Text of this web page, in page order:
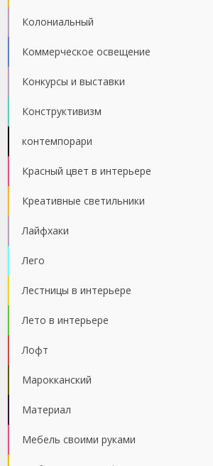
Колониальный
Коммерческое освещение
Конкурсы и выставки
Конструктивизм
контемпорари
Красный цвет в интерьере
Креативные светильники
Лайфхаки
Лего
Лестницы в интерьере
Лето в интерьере
Лофт
Марокканский
Материал
Мебель своими руками